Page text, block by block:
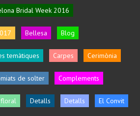
Bridal Week 2016
Bellesa Blog
temàtiques Carpes Cerimònia
de solter Complements
Detalls Detalls El Convit